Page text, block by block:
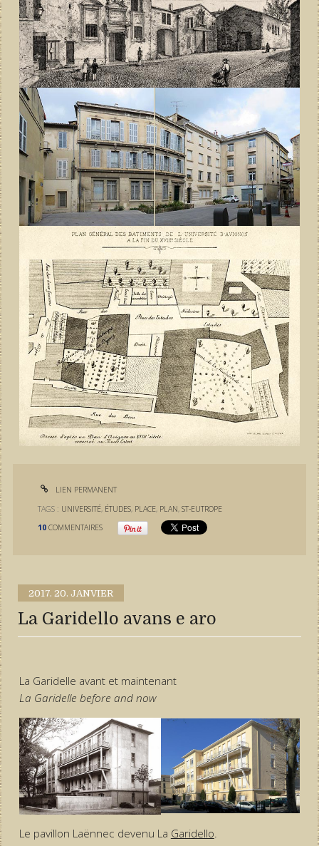
LIEN PERMANENT
TAGS : UNIVERSITÉ, ÉTUDES, PLACE, PLAN,ST-EUTROPE
10 COMMENTAIRES
2017. 20. JANVIER
La Garidello avans e aro
La Garidelle avant et maintenant
La Garidelle before and now
Le pavillon Laënnec devenu La Garidello.